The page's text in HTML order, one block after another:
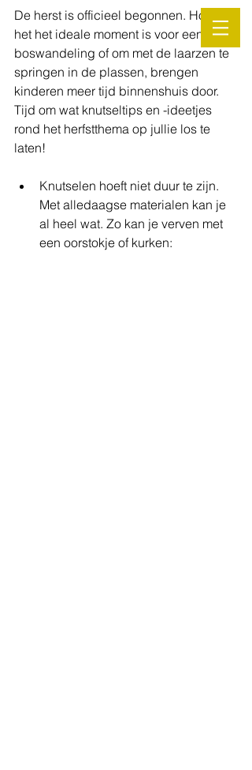
De herst is officieel begonnen. Hoewel
het het ideale moment is voor een
boswandeling of om met de laarzen te
springen in de plassen, brengen
kinderen meer tijd binnenshuis door.
Tijd om wat knutseltips en -ideetjes
rond het herfstthema op jullie los te
laten!
Knutselen hoeft niet duur te zijn.
Met alledaagse materialen kan je
al heel wat. Zo kan je verven met
een oorstokje of kurken: